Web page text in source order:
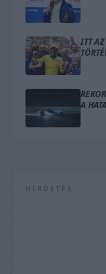
ITT AZ
A
HIRDETÉS